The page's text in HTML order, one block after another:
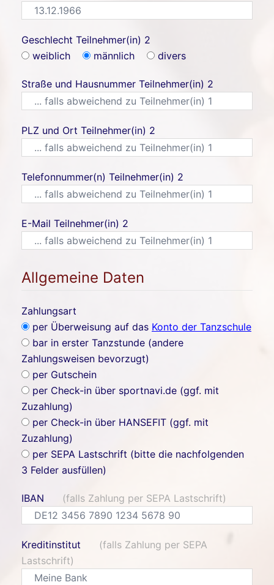
Geschlecht Teilnehmer(in) 2
weiblich
männlich divers
Straße und Hausnummer Teilnehmer(in) 2
PLZ und Ort Teilnehmer(in) 2
Telefonnummer(n) Teilnehmer(in) 2
E-Mail Teilnehmer(in) 2
Allgemeine Daten
Zahlungsart
per Überweisung auf das Konto der Tanzschule
bar in erster Tanzstunde (andere
Zahlungsweisen bevorzugt)
per Gutschein
per Check-in über sportnavi.de (ggf. mit
Zuzahlung)
per Check-in über HANSEFIT (ggf. mit
Zuzahlung)
per SEPA Lastschrift (bitte die nachfolgenden
3 Felder ausfüllen)
IBAN (falls Zahlung per SEPA Lastschrift)
Kreditinstitut (falls Zahlung per SEPA
Lastschrift)